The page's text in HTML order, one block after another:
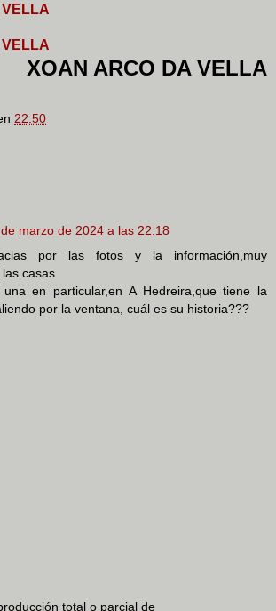
VELLA
VELLA
XOAN ARCO DA VELLA
22:50
marzo de 2024 a las 22:18
por las fotos y la información,muy
casas
una en particular,en A Hedreira,que tiene la
por la ventana, cuál es su historia???
total o parcial de